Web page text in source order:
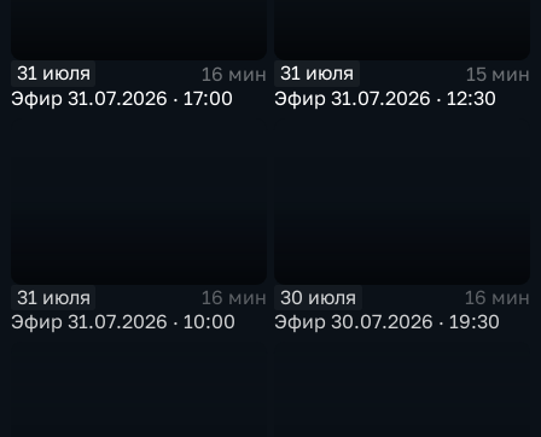
31 июля
16 мин
Эфир 31.07.2026 · 17:00
31 июля
15 мин
Эфир 31.07.2026 · 12:30
31 июля
16 мин
Эфир 31.07.2026 · 10:00
30 июля
16 мин
Эфир 30.07.2026 · 19:30